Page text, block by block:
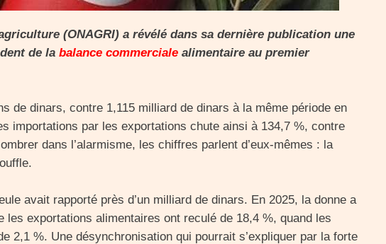
(ONAGRI) a révélé dans sa dernière publication une
de la balance commerciale alimentaire au premier
de dinars, contre 1,115 milliard de dinars à la même période en
importations par les exportations chute ainsi à 134,7 %, contre
dans l’alarmisme, les chiffres parlent d’eux-mêmes : la
avait rapporté près d’un milliard de dinars. En 2025, la donne a
les exportations alimentaires ont reculé de 18,4 %, quand les
2,1 %. Une désynchronisation qui pourrait s’expliquer par la forte